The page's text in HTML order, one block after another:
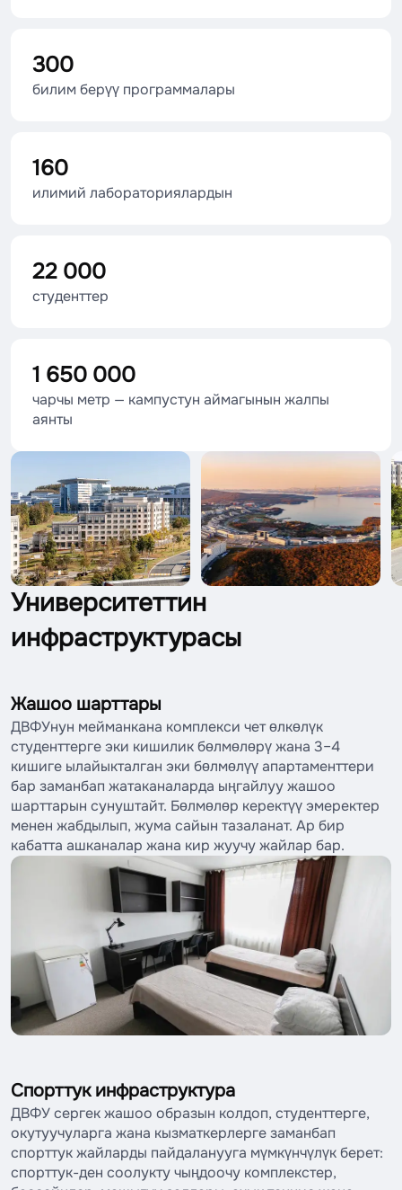
300
билим берүү программалары
160
илимий лабораториялардын
22 000
студенттер
1 650 000
чарчы метр — кампустун аймагынын жалпы
аянты
Университеттин
инфраструктурасы
Жашоо шарттары
ДВФУнун мейманкана комплекси чет өлкөлүк
студенттерге эки кишилик бөлмөлөрү жана 3–4
кишиге ылайыкталган эки бөлмөлүү апартаменттери
бар заманбап жатаканаларда ыңгайлуу жашоо
шарттарын сунуштайт. Бөлмөлөр керектүү эмеректер
менен жабдылып, жума сайын тазаланат. Ар бир
кабатта ашканалар жана кир жуучу жайлар бар.
Спорттук инфраструктура
ДВФУ сергек жашоо образын колдоп, студенттерге,
окутуучуларга жана кызматкерлерге заманбап
спорттук жайларды пайдаланууга мүмкүнчүлүк берет:
спорттук-ден соолукту чыңдоочу комплекстер,